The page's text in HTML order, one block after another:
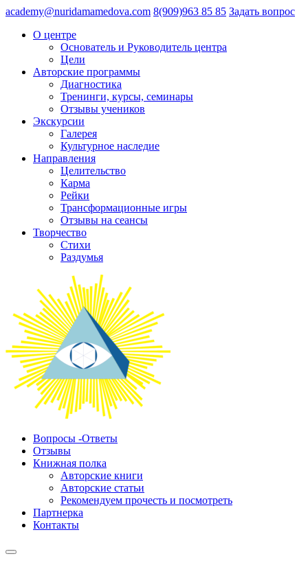
academy@nuridamamedova.com 8(909)963 85 85 Задать вопрос
О центре
Основатель и Руководитель центра
Цели
Авторские программы
Диагностика
Тренинги, курсы, семинары
Отзывы учеников
Экскурсии
Галерея
Культурное наследие
Направления
Целительство
Карма
Рейки
Трансформационные игры
Отзывы на сеансы
Творчество
Стихи
Раздумья
Вопросы -Ответы
Отзывы
Книжная полка
Авторские книги
Авторские статьи
Рекомендуем прочесть и посмотреть
Партнерка
Контакты